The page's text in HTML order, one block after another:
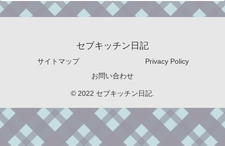
セブキッチン日記
サイトマップ
Privacy Policy
お問い合わせ
© 2022 セブキッチン日記.